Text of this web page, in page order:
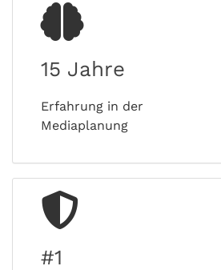
15 Jahre
Erfahrung in der
Mediaplanung
#1